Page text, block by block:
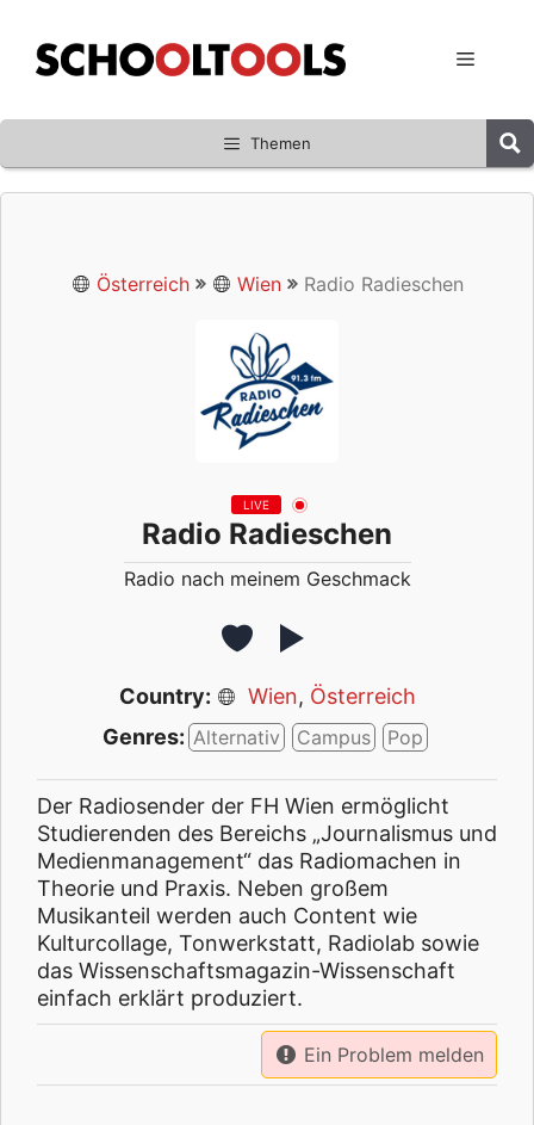
Inhalt
springen
Menü
Themen
Österreich Wien Radio Radieschen
LIVE
Radio Radieschen
Radio nach meinem Geschmack
Country: Wien, Österreich
Genres: Alternativ Campus Pop
Der Radiosender der FH Wien ermöglicht
Studierenden des Bereichs „Journalismus und
Medienmanagement“ das Radiomachen in
Theorie und Praxis. Neben großem
Musikanteil werden auch Content wie
Kulturcollage, Tonwerkstatt, Radiolab sowie
das Wissenschaftsmagazin-Wissenschaft
einfach erklärt produziert.
Ein Problem melden